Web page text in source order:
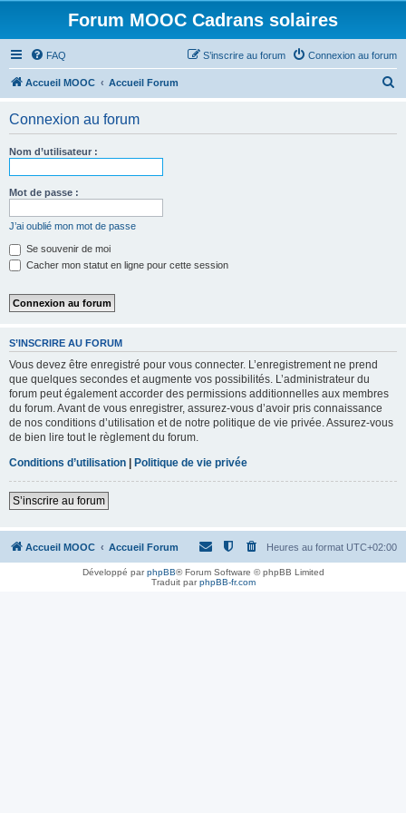
Forum MOOC Cadrans solaires
FAQ Connexion au forum
S’inscrire au forum
Accueil MOOC Accueil Forum
Connexion au forum
Nom d’utilisateur :
Mot de passe :
J’ai oublié mon mot de passe
Se souvenir de moi
Cacher mon statut en ligne pour cette session
S’INSCRIRE AU FORUM
Vous devez être enregistré pour vous connecter. L’enregistrement ne prend
que quelques secondes et augmente vos possibilités. L’administrateur du
forum peut également accorder des permissions additionnelles aux membres
du forum. Avant de vous enregistrer, assurez-vous d’avoir pris connaissance
de nos conditions d’utilisation et de notre politique de vie privée. Assurez-vous
de bien lire tout le règlement du forum.
Conditions d’utilisation | Politique de vie privée
S’inscrire au forum
Accueil MOOC Accueil Forum Heures au format UTC+02:00
Développé parphpBB® Forum Software © phpBB Limited
Traduit parphpBB-fr.com